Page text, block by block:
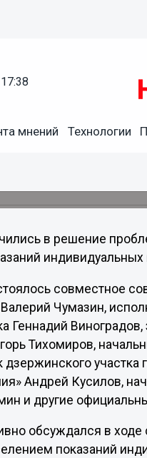
мнений Технологии
в решение
индивидуальных
совместное
Чумазин,
Геннадий
Тихомиров,
участка
Андрей Кусилов,
и другие
обсуждался в ходе
показаний